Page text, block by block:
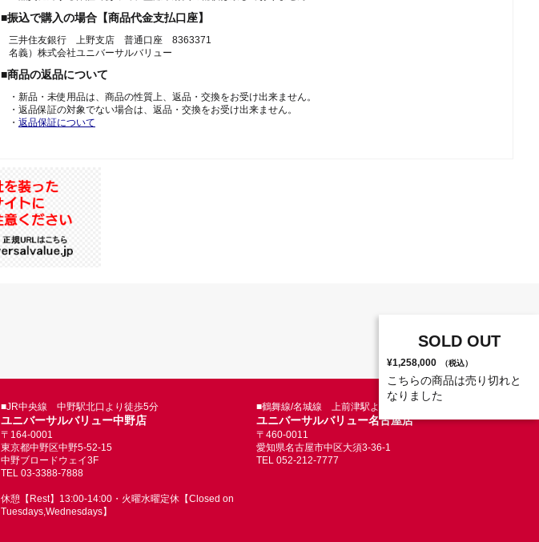
SOLD OUT
¥1,258,000 （税込）
こちらの商品は売り切れと
なりました
■振込で購入の場合【商品代金支払口座】
三井住友銀行 上野支店 普通口座 8363371
名義）株式会社ユニバーサルバリュー
■商品の返品について
・新品・未使用品は、商品の性質上、返品・交換をお受け出来ません。
・返品保証の対象でない場合は、返品・交換をお受け出来ません。
・ 返品保証について
■JR中央線 中野駅北口より徒歩5分
ユニバーサルバリュー中野店
〒164-0001
東京都中野区中野5-52-15
中野ブロードウェイ3F
TEL 03-3388-7888
休憩【Rest】13:00-14:00・火曜水曜定休【Closed on
Tuesdays,Wednesdays】
■鶴舞線/名城線 上前津駅より徒歩5分
ユニバーサルバリュー名古屋店
〒460-0011
愛知県名古屋市中区大須3-36-1
TEL 052-212-7777